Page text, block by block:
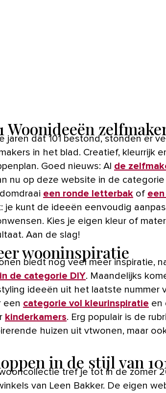
Woonideeën
in het blad. Creatief, kleurrijk
Goed nieuws: Al de
nu op deze website in de categorie
een ronde letterbak of
je kunt de ideeën eenvoudig
Kies je eigen kleur of
Aan de slag!
wooninspiratie
biedt nog veel meer inspiratie,
in de categorie DIY. Maandelijks
ideeën uit het laatste nummer
een categorie vol kleurinspiratie en
kinderkamers. Erg populair is de
huizen uit vtwonen, maar
in de stijl van
tref je tot in de zomer
van Leen Bakker. De eigen